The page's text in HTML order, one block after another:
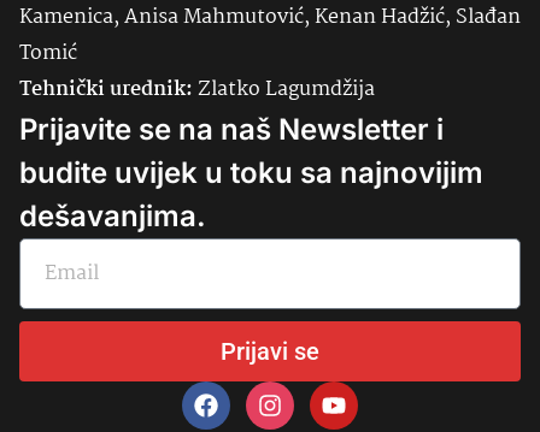
Kamenica, Anisa Mahmutović, Kenan Hadžić, Slađan
Tomić
Tehnički urednik:Zlatko Lagumdžija
Prijavite se na naš Newsletter i
budite uvijek u toku sa najnovijim
dešavanjima.
Prijavi se